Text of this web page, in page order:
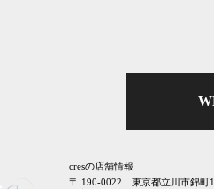
cresの店舗情報
〒 190-0022 東京都立川市錦町